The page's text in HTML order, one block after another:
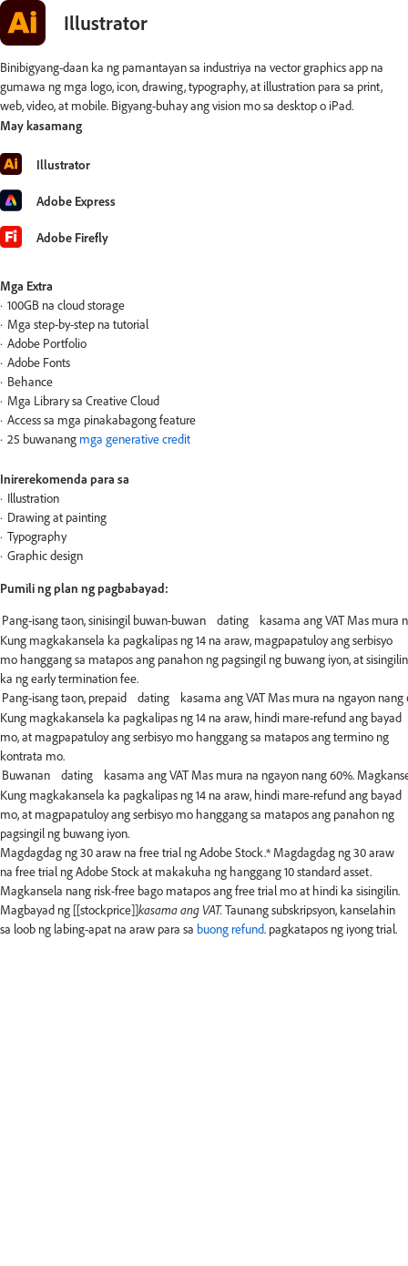
Illustrator
Binibigyang-daan ka ng pamantayan sa industriya na vector graphics app na
gumawa ng mga logo, icon, drawing, typography, at illustration para sa print,
web, video, at mobile. Bigyang-buhay ang vision mo sa desktop o iPad.
May kasamang
Illustrator
Adobe Express
Adobe Firefly
Mga Extra
100GB na cloud storage
Mga step-by-step na tutorial
Adobe Portfolio
Adobe Fonts
Behance
Mga Library sa Creative Cloud
Access sa mga pinakabagong feature
25 buwanang mga generative credit
Inirerekomenda para sa
Illustration
Drawing at painting
Typography
Graphic design
Pumili ng plan ng pagbabayad:
Kung magkakansela ka pagkalipas ng 14 na araw, magpapatuloy ang serbisyo
mo hanggang sa matapos ang panahon ng pagsingil ng buwang iyon, at sisingilin
ka ng early termination fee.
Kung magkakansela ka pagkalipas ng 14 na araw, hindi mare-refund ang bayad
mo, at magpapatuloy ang serbisyo mo hanggang sa matapos ang termino ng
kontrata mo.
Kung magkakansela ka pagkalipas ng 14 na araw, hindi mare-refund ang bayad
mo, at magpapatuloy ang serbisyo mo hanggang sa matapos ang panahon ng
pagsingil ng buwang iyon.
Magdagdag ng 30 araw na free trial ng Adobe Stock.* Magdagdag ng 30 araw
na free trial ng Adobe Stock at makakuha ng hanggang 10 standard asset.
Magkansela nang risk-free bago matapos ang free trial mo at hindi ka sisingilin.
Magbayad ng [[stockprice]]kasama ang VAT.Taunang subskripsyon, kanselahin
sa loob ng labing-apat na araw para sa buong refund.​​ pagkatapos ng iyong trial.